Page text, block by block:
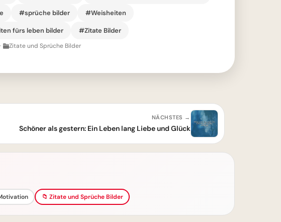
#sprüche bilder #Weisheiten
fürs leben bilder #Zitate Bilder
· Zitate und Sprüche Bilder
NÄCHSTES →
Schöner als gestern: Ein Leben lang Liebe und Glück
📁 Zitate und Sprüche Bilder